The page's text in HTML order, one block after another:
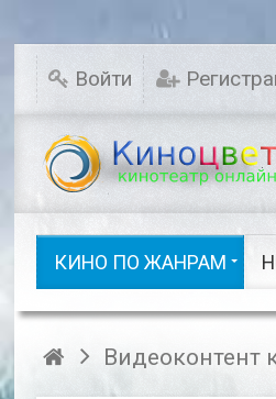
Войти
Кино по
КИНО ПО ЖАНРАМ
Комедии
Детективы
Русское кино
Ужасы
Сказки
Видеоконтент